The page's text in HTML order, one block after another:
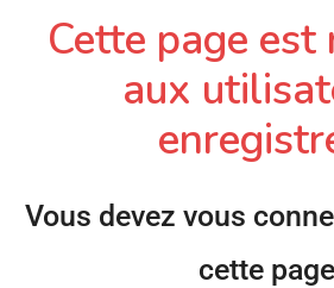
Cette page est
aux
Vous devez vous
cette page